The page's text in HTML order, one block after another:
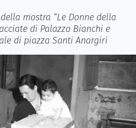
mostra “Le Donne della
di Palazzo Bianchi e
di piazza Santi Anargiri